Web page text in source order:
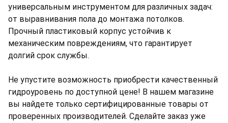
универсальным инструментом для различных задач:
от выравнивания пола до монтажа потолков.
Прочный пластиковый корпус устойчив к
механическим повреждениям, что гарантирует
долгий срок службы.
Не упустите возможность приобрести качественный
гидроуровень по доступной цене! В нашем магазине
вы найдете только сертифицированные товары от
проверенных производителей. Сделайте заказ уже